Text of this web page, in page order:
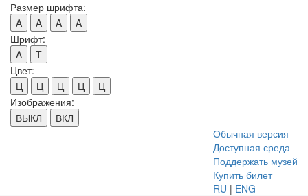
Размер шрифта:
A
A A
A
Шрифт:
A
T
Цвет:
Ц
Ц Ц Ц
Ц
Изображения:
ВЫКЛ
ВКЛ
Обычная версия
Доступная среда
Поддержать музей
Купить билет
RU | ENG